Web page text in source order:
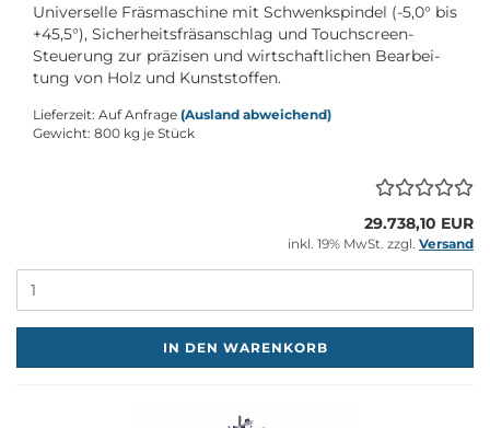
Uni­ver­sel­le Fräs­ma­schi­ne mit Schwenk­spin­del (-5,0° bis
+45,5°), Si­cher­heits­fräs­an­schlag und Touchscreen-​
Steuerung zur prä­zi­sen und wirt­schaft­li­chen Be­ar­bei­
tung von Holz und Kunst­stof­fen.
Lieferzeit: Auf Anfrage (Ausland abweichend)
Gewicht: 800 kg je Stück
29.738,10 EUR
inkl. 19% MwSt. zzgl. Versand
IN DEN WARENKORB